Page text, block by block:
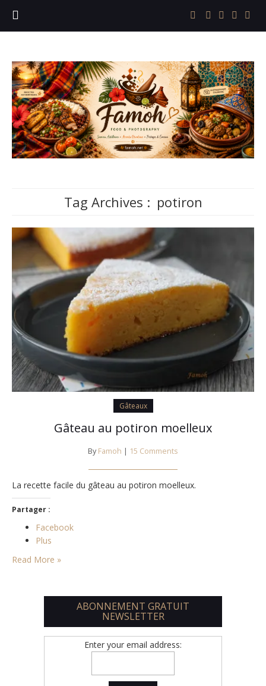
Tag Archives : potiron
Gâteaux
Gâteau au potiron moelleux
By Famoh | 15 Comments
La recette facile du gâteau au potiron moelleux.
Partager :
Facebook
Plus
Read More »
ABONNEMENT GRATUIT
NEWSLETTER
Enter your email address: